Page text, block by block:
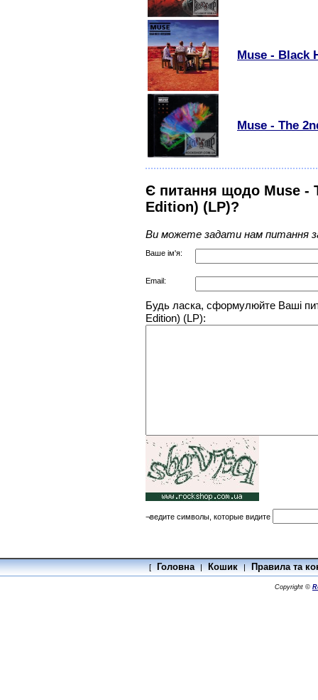
Muse - Black
Muse - The
Є питання щодо Muse -
Edition) (LP)?
Ви можете задати нам питання
Ваше ім'я:
Email:
Будь ласка, сформулюйте Ваші
Edition) (LP):
¬ведите символы, которые видите
[ Головна | Кошик | Правила та
Copyright ©